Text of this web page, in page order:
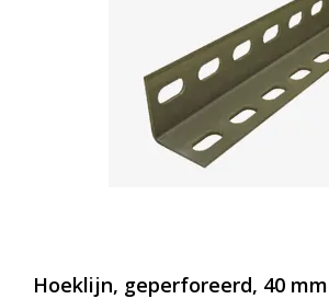
Hoeklijn, geperforeerd, 40 mm